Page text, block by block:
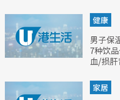
健康
男子保
7种饮
血/损
家居